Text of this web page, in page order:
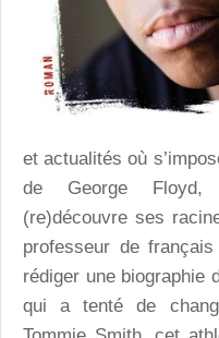
et actualités où
de George Floyd,
(re)découvre ses
professeur de
rédiger une biographie
qui a tenté de